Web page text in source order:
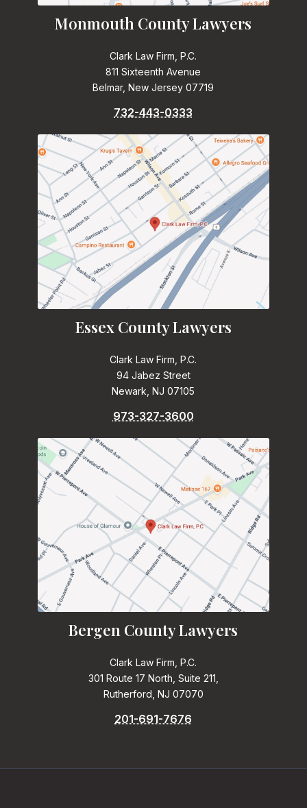
Monmouth County Lawyers
Clark Law Firm, P.C.
811 Sixteenth Avenue
Belmar, New Jersey 07719
732-443-0333
Essex County Lawyers
Clark Law Firm, P.C.
94 Jabez Street
Newark, NJ 07105
973-327-3600
Bergen County Lawyers
Clark Law Firm, P.C.
301 Route 17 North, Suite 211,
Rutherford, NJ 07070
201-691-7676